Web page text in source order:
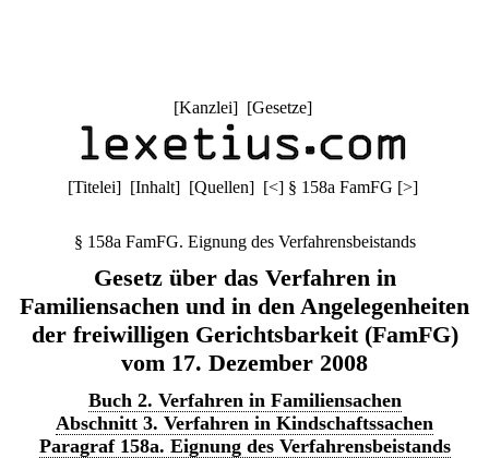
[Kanzlei] [Gesetze]
[Titelei] [Inhalt] [Quellen] [<] § 158a FamFG [>]
§ 158a FamFG. Eignung des Verfahrensbeistands
Gesetz über das Verfahren in
Familiensachen und in den Angelegenheiten
der freiwilligen Gerichtsbarkeit (FamFG)
vom 17. Dezember 2008
Buch 2. Verfahren in Familiensachen
Abschnitt 3. Verfahren in Kindschaftssachen
Paragraf 158a. Eignung des Verfahrensbeistands